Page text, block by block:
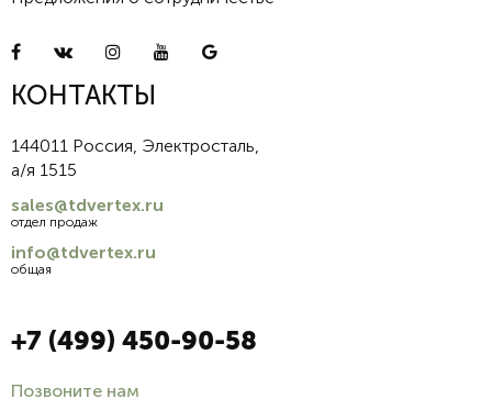
КОНТАКТЫ
144011 Россия, Электросталь,
а/я 1515
sales@tdvertex.ru
отдел продаж
info@tdvertex.ru
общая
+7 (499) 450-90-58
Позвоните нам